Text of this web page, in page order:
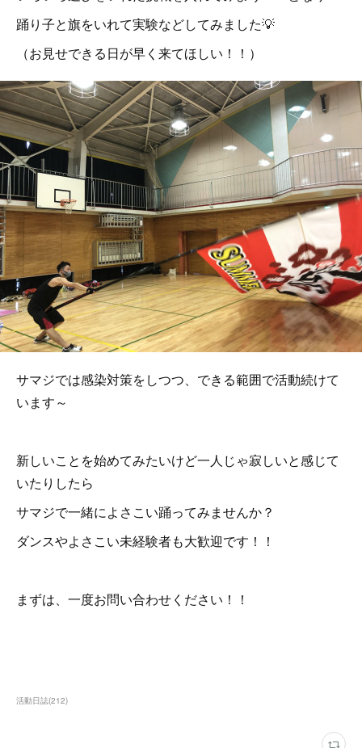
踊り子と旗をいれて実験などしてみました💡
（お見せできる日が早く来てほしい！！）
サマジでは感染対策をしつつ、できる範囲で活動続けて
います～
新しいことを始めてみたいけど一人じゃ寂しいと感じて
いたりしたら
サマジで一緒によさこい踊ってみませんか？
ダンスやよさこい未経験者も大歓迎です！！
まずは、一度お問い合わせください！！
活動日誌(212)